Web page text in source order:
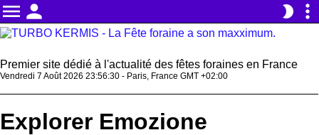
menu person brightness_2 more_vert
Premier site dédié à l'actualité des fêtes foraines en France
Vendredi 7 Août 2026 23:56:30 - Paris, France GMT +02:00
Explorer Emozione